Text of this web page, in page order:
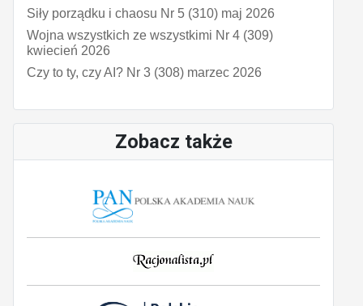
Siły porządku i chaosu Nr 5 (310) maj 2026
Wojna wszystkich ze wszystkimi Nr 4 (309)
kwiecień 2026
Czy to ty, czy AI? Nr 3 (308) marzec 2026
Zobacz także